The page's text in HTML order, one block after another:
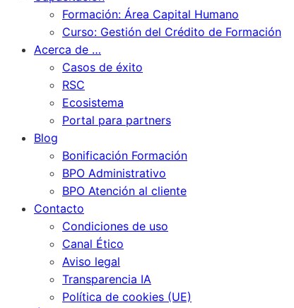
Formación: Área Capital Humano
Curso: Gestión del Crédito de Formación
Acerca de …
Casos de éxito
RSC
Ecosistema
Portal para partners
Blog
Bonificación Formación
BPO Administrativo
BPO Atención al cliente
Contacto
Condiciones de uso
Canal Ético
Aviso legal
Transparencia IA
Política de cookies (UE)